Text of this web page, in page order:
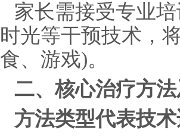
家长需接受专业
时光等干预技术，
食、游戏)。
二、核心治疗方
方法类型代表技